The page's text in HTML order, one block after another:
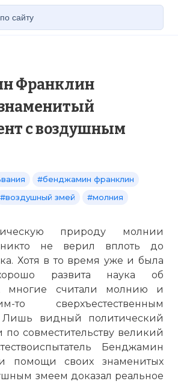
Франклин
с воздушным
#бенджамин франклин
#воздушный змей #молния
природу молнии
никто не верил вплоть до
Хотя в то время уже и была
развита наука об
многие считали молнию и
сверхъестественным
Лишь видный политический
совместительству великий
Бенджамин
помощи своих знаменитых
змеем доказал реальное